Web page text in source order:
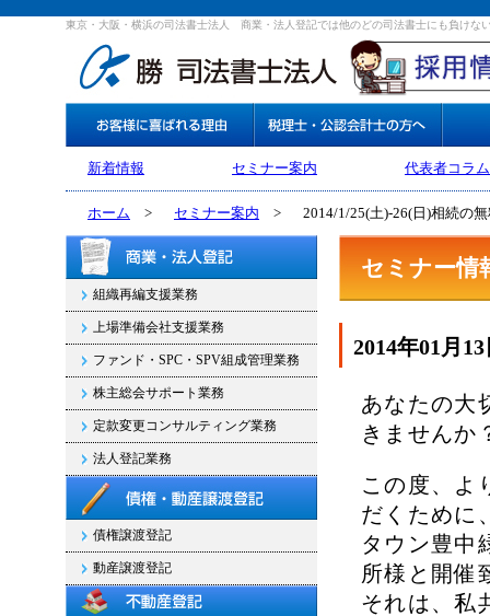
東京・大阪・横浜の司法書士法人 商業・法人登記では他のどの司法書士にも負けな
新着情報 セミナー案内 代表者コラム
ホーム > セミナー案内 > 2014/1/25(土)-26(日)相続の
組織再編支援業務
上場準備会社支援業務
ファンド・SPC・SPV組成管理業務
株主総会サポート業務
定款変更コンサルティング業務
法人登記業務
債権譲渡登記
動産譲渡登記
セミナー情
2014年01月
あなたの大
きませんか
この度、よ
だくために
タウン豊中
所様と開催
それは、私